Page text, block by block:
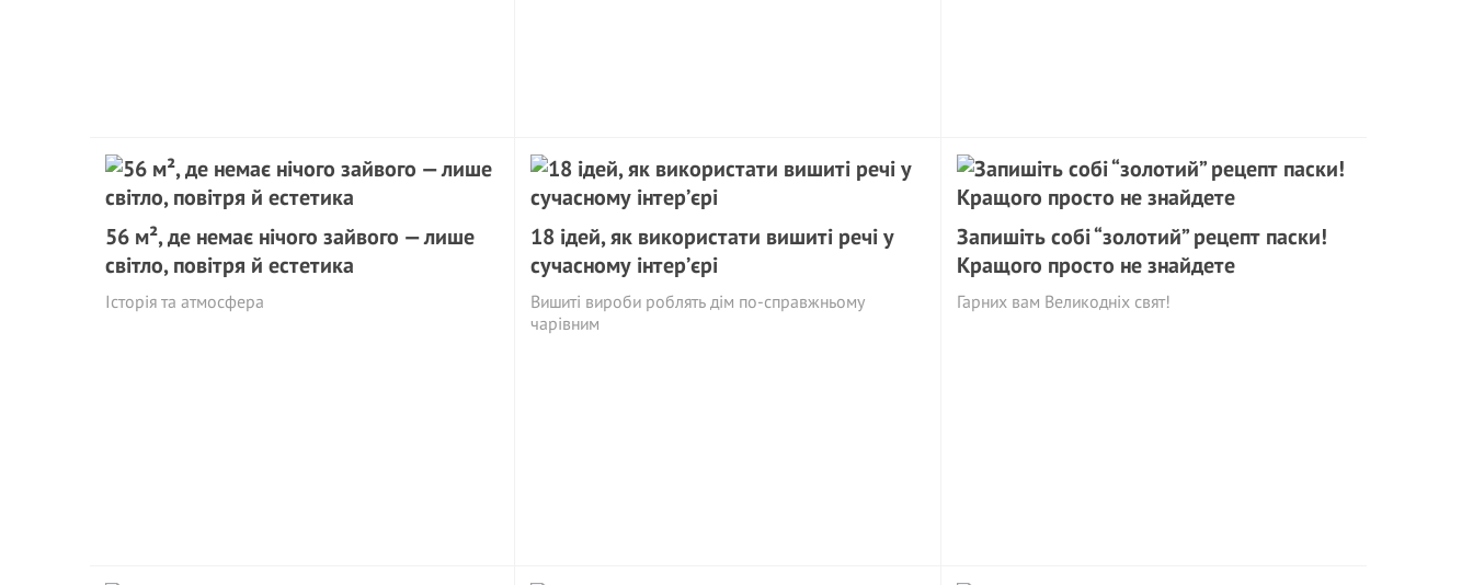
56 м², де немає нічого зайвого — лише
світло, повітря й естетика
Історія та атмосфера
18 ідей, як використати вишиті речі у
сучасному інтер’єрі
Вишиті вироби роблять дім по-справжньому
чарівним
Запишіть собі “золотий” рецепт паски!
Кращого просто не знайдете
Гарних вам Великодніх свят!